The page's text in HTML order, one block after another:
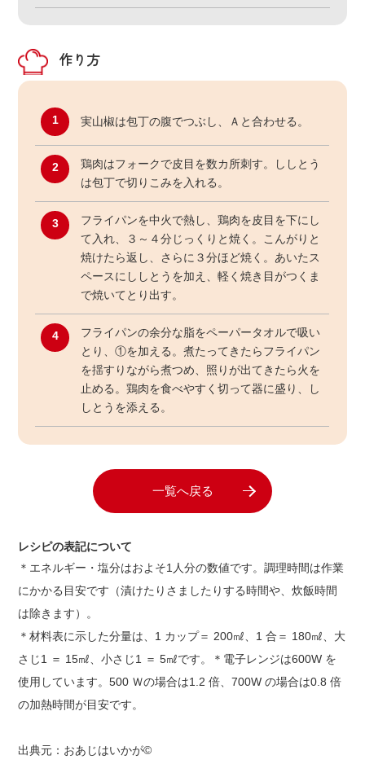
作り方
1 実山椒は包丁の腹でつぶし、Ａと合わせる。
2
鶏肉はフォークで皮目を数カ所刺す。ししとう
は包丁で切りこみを入れる。
3
フライパンを中火で熱し、鶏肉を皮目を下にし
て入れ、３～４分じっくりと焼く。こんがりと
焼けたら返し、さらに３分ほど焼く。あいたス
ペースにししとうを加え、軽く焼き目がつくま
で焼いてとり出す。
4
フライパンの余分な脂をペーパータオルで吸い
とり、①を加える。煮たってきたらフライパン
を揺すりながら煮つめ、照りが出てきたら火を
止める。鶏肉を食べやすく切って器に盛り、し
しとうを添える。
一覧へ戻る
レシピの表記について
＊エネルギー・塩分はおよそ1人分の数値です。調理時間は作業
にかかる目安です（漬けたりさましたりする時間や、炊飯時間
は除きます）。
＊材料表に示した分量は、1 カップ＝ 200㎖、1 合＝ 180㎖、大
さじ1 ＝ 15㎖、小さじ1 ＝ 5㎖です。＊電子レンジは600W を
使用しています。500 Ｗの場合は1.2 倍、700W の場合は0.8 倍
の加熱時間が目安です。
出典元：おあじはいかが©